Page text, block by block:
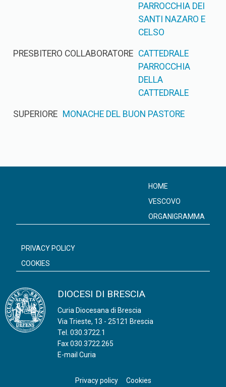
PARROCCHIA DEI
SANTI NAZARO E
CELSO
PRESBITERO COLLABORATORE CATTEDRALE
PARROCCHIA
DELLA
CATTEDRALE
SUPERIORE MONACHE DEL BUON PASTORE
DIOCESI DI BRESCIA
Curia Diocesana di Brescia
Via Trieste, 13 - 25121 Brescia
Tel. 030.3722.1
Fax 030.3722.265
E-mail Curia
HOME
VESCOVO
ORGANIGRAMMA
PRIVACY POLICY
COOKIES
Privacy policy Cookies